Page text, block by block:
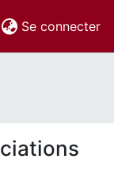
Se connecter